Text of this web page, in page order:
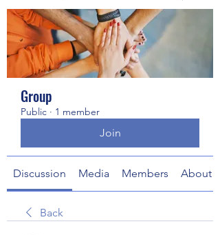
Group
Public · 1 member
Join
Discussion Media Members About
Back